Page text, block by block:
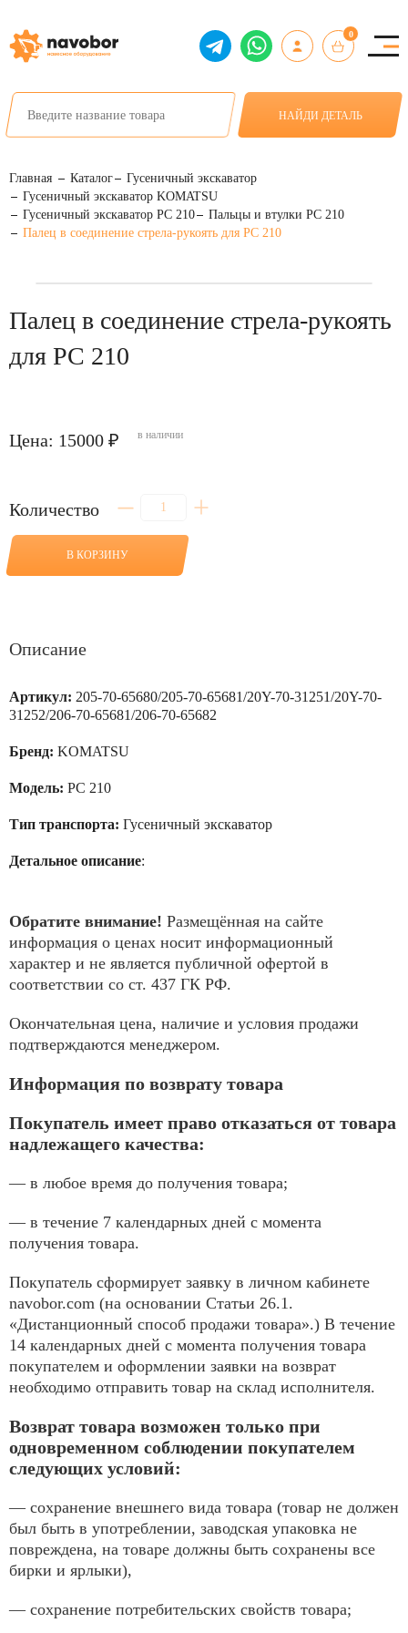
0
НАЙДИ ДЕТАЛЬ
Главная Каталог
Гусеничный экскаватор
Гусеничный экскаватор KOMATSU
Гусеничный экскаватор PC 210
Пальцы и втулки PC 210
Палец в соединение стрела-рукоять для PC 210
Палец в соединение стрела-рукоять
для PC 210
Цена: 15000 ₽ в наличии
Количество
Количество
в
В КОРЗИНУ
Описание
Артикул: 205-70-65680/205-70-65681/20Y-70-31251/20Y-70-
31252/206-70-65681/206-70-65682
Бренд: KOMATSU
Модель: PC 210
Тип транспорта: Гусеничный экскаватор
Детальное описание:
Обратите внимание! Размещённая на сайте
информация о ценах носит информационный
характер и не является публичной офертой в
соответствии со ст. 437 ГК РФ.
Окончательная цена, наличие и условия продажи
подтверждаются менеджером.
Информация по возврату товара
Покупатель имеет право отказаться от товара
надлежащего качества:
— в любое время до получения товара;
— в течение 7 календарных дней с момента
получения товара.
Покупатель сформирует заявку в личном кабинете
navobor.com (на основании Статьи 26.1.
«Дистанционный способ продажи товара».) В течение
14 календарных дней с момента получения товара
покупателем и оформлении заявки на возврат
необходимо отправить товар на склад исполнителя.
Возврат товара возможен только при
одновременном соблюдении покупателем
следующих условий:
— сохранение внешнего вида товара (товар не должен
был быть в употреблении, заводская упаковка не
повреждена, на товаре должны быть сохранены все
бирки и ярлыки),
— сохранение потребительских свойств товара;